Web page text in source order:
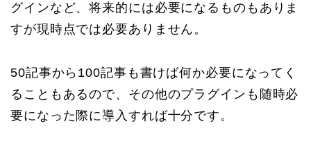
グインなど、将来的には必要になるものもありま
すが現時点では必要ありません。
50記事から100記事も書けば何か必要になってく
ることもあるので、その他のプラグインも随時必
要になった際に導入すれば十分です。